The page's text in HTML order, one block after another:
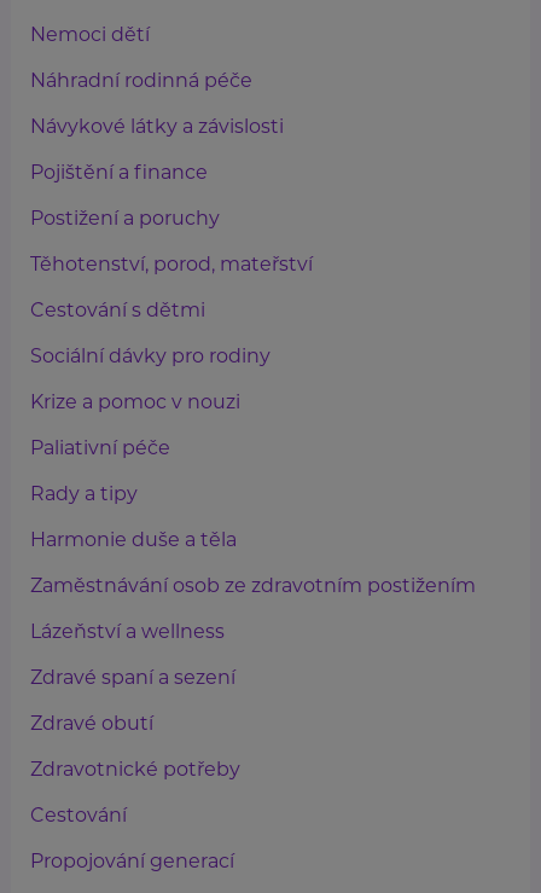
Nemoci dětí
Náhradní rodinná péče
Návykové látky a závislosti
Pojištění a finance
Postižení a poruchy
Těhotenství, porod, mateřství
Cestování s dětmi
Sociální dávky pro rodiny
Krize a pomoc v nouzi
Paliativní péče
Rady a tipy
Harmonie duše a těla
Zaměstnávání osob ze zdravotním postižením
Lázeňství a wellness
Zdravé spaní a sezení
Zdravé obutí
Zdravotnické potřeby
Cestování
Propojování generací